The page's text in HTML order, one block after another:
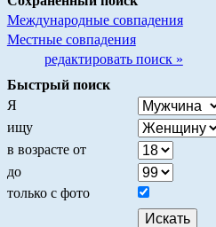
Международные совпадения
Местные совпадения
редактировать поиск »
Быстрый поиск
Я
ищу
в возрасте от
до
только с фото